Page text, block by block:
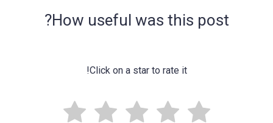
How useful was this post?
Click on a star to rate it!